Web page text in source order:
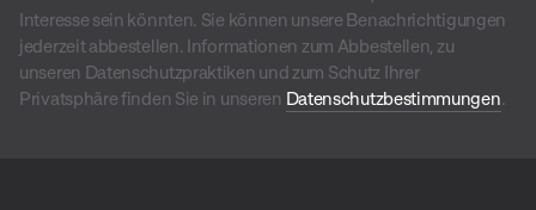
Interesse sein könnten. Sie können unsere Benachrichtigungen
jederzeit abbestellen. Informationen zum Abbestellen, zu
unseren Datenschutzpraktiken und zum Schutz Ihrer
Privatsphäre finden Sie in unseren Datenschutzbestimmungen